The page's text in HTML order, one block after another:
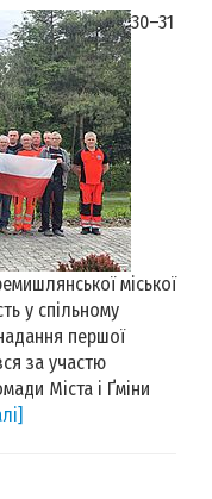
30–31
міської
у спільному
першої
за участю
Міста і Ґміни